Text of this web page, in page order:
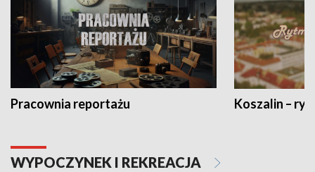
Pracownia reportażu Koszalin –
WYPOCZYNEK I REKREACJA